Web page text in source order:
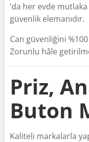
’da her evde
güvenlik elemanıdır.
Can güvenliğini %100
Zorunlu hâle
Priz,
Buton
Kaliteli markalarla